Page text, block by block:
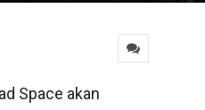
Space akan